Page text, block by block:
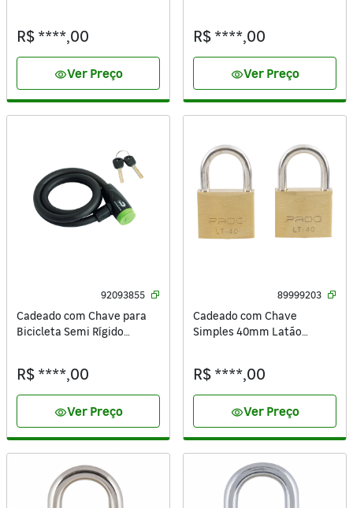
R$ ****,00
visibilityVer Preço
R$ ****,00
visibilityVer Preço
92093855
Cadeado com Chave para
Bicicleta Semi Rígido
R$ ****,00
visibilityVer Preço
89999203
Cadeado com Chave
Simples 40mm Latão
R$ ****,00
visibilityVer Preço